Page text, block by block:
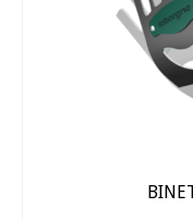
Pots de fleur
Pépinières